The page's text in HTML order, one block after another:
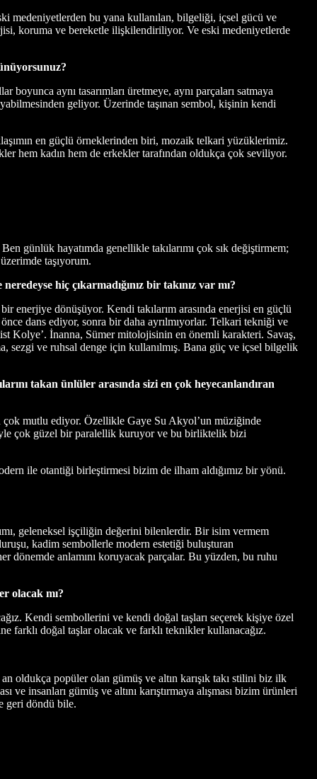
medeniyetlerden bu yana kullanılan, bilgeliği, içsel gücü ve
koruma ve bereketle ilişkilendiriliyor. Ve eski medeniyetlerde
boyunca aynı tasarımları üretmeye, aynı parçaları satmaya
geliyor. Üzerinde taşınan sembol, kişinin kendi
en güçlü örneklerinden biri, mozaik telkari yüzüklerimiz.
hem kadın hem de erkekler tarafından oldukça çok seviliyor.
günlük hayatımda genellikle takılarımı çok sık değiştirmem;
taşıyorum.
hiç çıkarmadığınız bir takınız var mı?
enerjiye dönüşüyor. Kendi takılarım arasında enerjisi en güçlü
dans ediyor, sonra bir daha ayrılmıyorlar. Telkari tekniği ve
Kolye’. İnanna, Sümer mitolojisinin en önemli karakteri. Savaş,
sezgi ve ruhsal denge için kullanılmış. Bana güç ve içsel bilgelik
takan ünlüler arasında sizi en çok heyecanlandıran
çok mutlu ediyor. Özellikle Gaye Su Akyol’un müziğinde
çok güzel bir paralellik kuruyor ve bu birliktelik bizi
ile otantiği birleştirmesi bizim de ilham aldığımız bir yönü.
geleneksel işçiliğin değerini bilenlerdir. Bir isim vermem
kadim sembollerle modern estetiği buluşturan
dönemde anlamını koruyacak parçalar. Bu yüzden, bu ruhu
olacak mı?
Kendi sembollerini ve kendi doğal taşları seçerek kişiye özel
farklı doğal taşlar olacak ve farklı teknikler kullanacağız.
oldukça popüler olan gümüş ve altın karışık takı stilini biz ilk
insanları gümüş ve altını karıştırmaya alışması bizim ürünleri
geri döndü bile.